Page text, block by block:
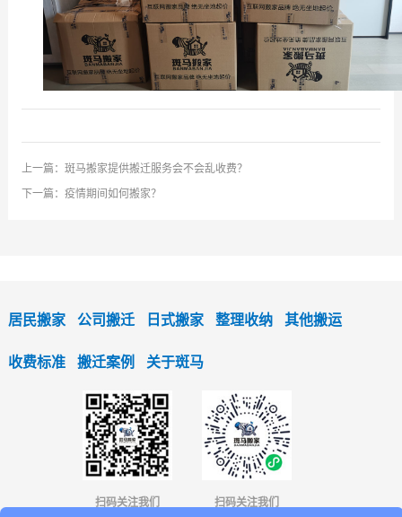
上一篇： 斑马搬家提供搬迁服务会不会乱收费？
下一篇： 疫情期间如何搬家？
居民搬家 公司搬迁 日式搬家 整理收纳 其他搬运
收费标准 搬迁案例 关于斑马
扫码关注我们 扫码关注我们